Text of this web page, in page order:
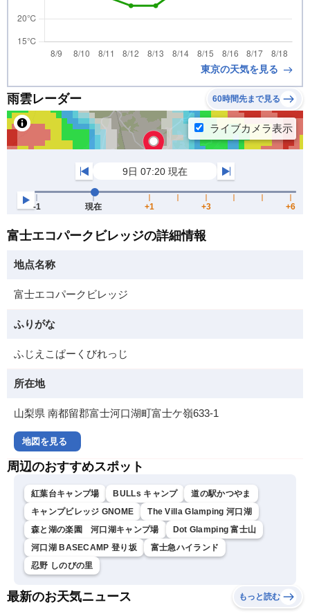
東京の天気を見る
雨雲レーダー 60時間先まで見る
富士エコパークビレッジの詳細情報
地点名称
富士エコパークビレッジ
ふりがな
ふじえこぱーくびれっじ
所在地
山梨県 南都留郡富士河口湖町富士ケ嶺633-1
地図を見る
周辺のおすすめスポット
紅葉台キャンプ場 BULLs キャンプ
道の駅かつやま
キャンプビレッジ GNOME
The Villa Glamping 河口湖
森と湖の楽園 河口湖キャンプ場
Dot Glamping 富士山
河口湖 BASECAMP 登り坂
富士急ハイランド
忍野 しのびの里
最新のお天気ニュース もっと読む